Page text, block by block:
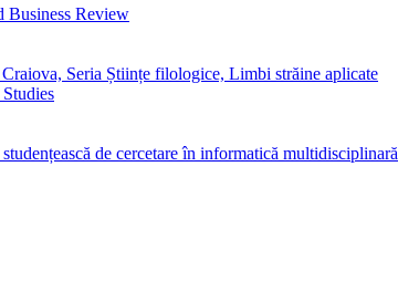
Business Review
Seria Științe filologice, Limbi străine aplicate
de cercetare în informatică multidisciplinară